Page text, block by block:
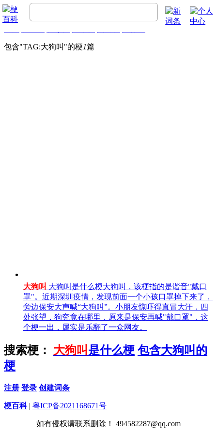
包含"TAG:大狗叫 "的梗1篇
大狗叫 大狗叫是什么梗大狗叫，该梗指的是谐音"戴口
罩"。近期深圳疫情，发现前面一个小孩口罩掉下来了，
旁边保安大声喊“大狗叫”。小朋友惊吓得直冒大汗，四
处张望，狗究竟在哪里，原来是保安再喊"戴口罩"，这
个梗一出，属实是乐翻了一众网友。
搜索梗： 大狗叫 是什么梗 包含大狗叫的
梗
注册 登录 创建词条
梗百科 | 粤ICP备2021168671号
如有侵权请联系删除！ 494582287@qq.com